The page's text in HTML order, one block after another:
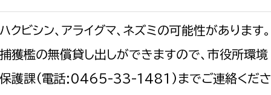
ハクビシン、アライグマ、ネズミの可能性があります。
捕獲檻の無償貸し出しができますので、市役所環境
保護課(電話:0465-33-1481)までご連絡くださ